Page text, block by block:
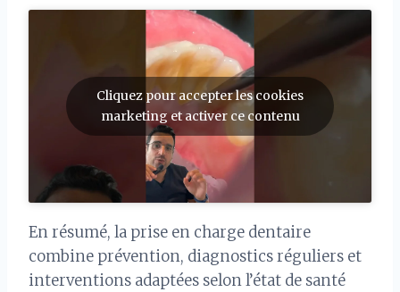
Cliquez pour accepter les cookies
marketing et activer ce contenu
En résumé, la prise en charge dentaire
combine prévention, diagnostics réguliers et
interventions adaptées selon l’état de santé